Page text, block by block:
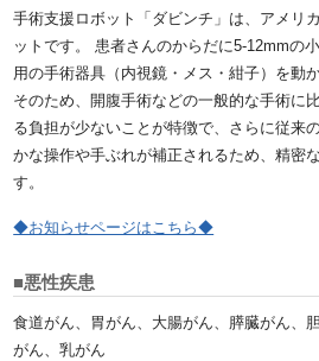
手術支援ロボット「ダビンチ」は、アメリ
ットです。 患者さんのからだに5-12mmの
用の手術器具（内視鏡・メス・紺子）を動
そのため、開腹手術などの一般的な手術に
る負担が少ないことが特徴で、さらに従来
かな操作や手ぶれが補正されるため、精密
す。
◆お知らせページはこちら◆
■悪性疾患
食道がん、胃がん、大腸がん、膵臓がん、
がん、乳がん